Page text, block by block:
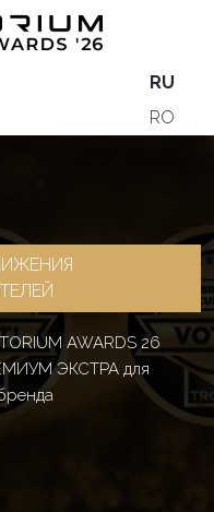
RU
RO
AWARDS 26
ЭКСТРА для